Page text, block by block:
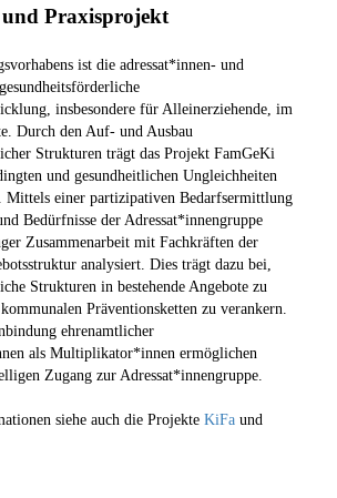
und Praxisprojekt
ist die adressat*innen- und
insbesondere für Alleinerziehende, im
Durch den Auf- und Ausbau
Strukturen trägt das Projekt FamGeKi
und gesundheitlichen Ungleichheiten
Mittels einer partizipativen Bedarfsermittlung
Bedürfnisse der Adressat*innengruppe
Zusammenarbeit mit Fachkräften der
analysiert. Dies trägt dazu bei,
Strukturen in bestehende Angebote zu
Präventionsketten zu verankern.
ehrenamtlicher
als Multiplikator*innen ermöglichen
Zugang zur Adressat*innengruppe.
siehe auch die Projekte KiFa und